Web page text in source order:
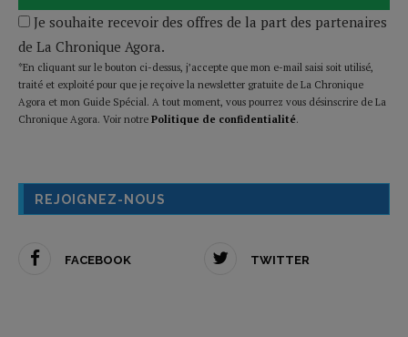
Je souhaite recevoir des offres de la part des partenaires
de La Chronique Agora.
*En cliquant sur le bouton ci-dessus, j’accepte que mon e-mail saisi soit utilisé,
traité et exploité pour que je reçoive la newsletter gratuite de La Chronique
Agora et mon Guide Spécial. A tout moment, vous pourrez vous désinscrire de La
Chronique Agora. Voir notre Politique de confidentialité.
REJOIGNEZ-NOUS
FACEBOOK TWITTER